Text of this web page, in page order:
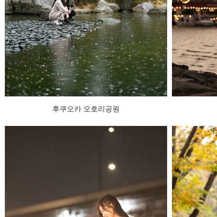
후쿠오카 오호리공원